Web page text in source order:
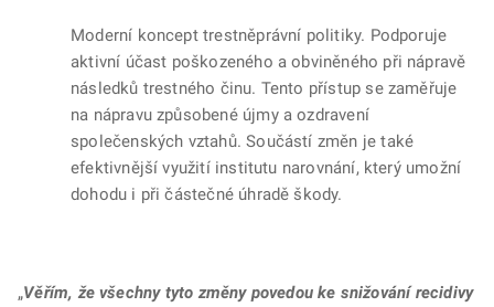
Moderní koncept trestněprávní politiky. Podporuje
aktivní účast poškozeného a obviněného při nápravě
následků trestného činu. Tento přístup se zaměřuje
na nápravu způsobené újmy a ozdravení
společenských vztahů. Součástí změn je také
efektivnější využití institutu narovnání, který umožní
dohodu i při částečné úhradě škody.
„Věřím, že všechny tyto změny povedou ke snižování recidivy